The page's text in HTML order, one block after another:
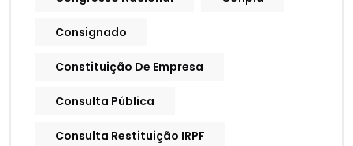
Consignado
Constituição De Empresa
Consulta Pública
Consulta Restituição IRPF